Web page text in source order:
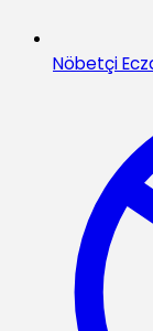
Nöbetçi